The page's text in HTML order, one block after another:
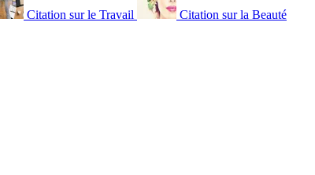
Citation sur le Travail Citation sur la Beauté